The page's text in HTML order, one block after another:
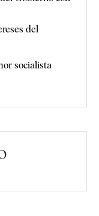
del
socialista